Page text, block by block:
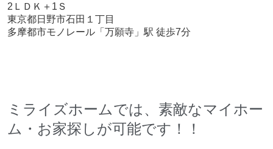
2ＬＤＫ＋1Ｓ
東京都日野市石田１丁目
多摩都市モノレール「万願寺」駅 徒歩7分
ミライズホームでは、素敵なマイホー
ム・お家探しが可能です！！